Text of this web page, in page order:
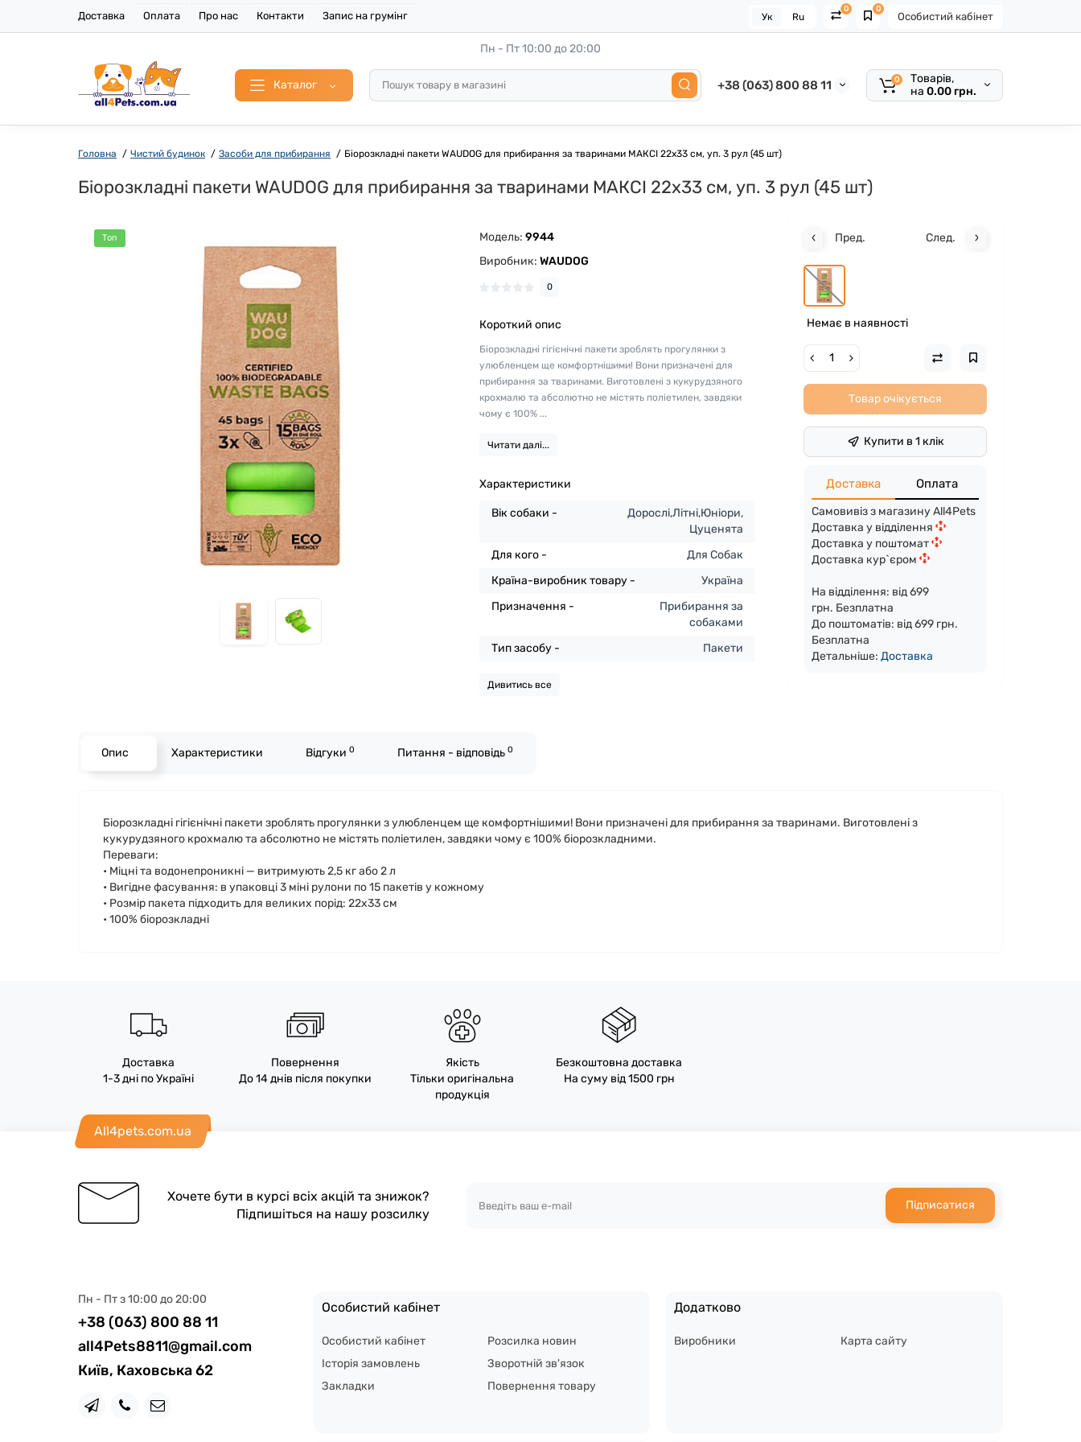
Доставка Оплата Про нас Контакти Запис на грумінг Особистий кабінет
0
0
Ук Ru
Каталог
Пн - Пт 10:00 до 20:00
+38 (063) 800 88 11 0
Товарів,
на 0.00 грн.
Головна Чистий будинок Засоби для прибирання Біорозкладні пакети WAUDOG для прибирання за тваринами МАКСІ 22х33 см, уп. 3 рул (45 шт)
Біорозкладні пакети WAUDOG для прибирання за тваринами МАКСІ 22х33 см, уп. 3 рул (45 шт)
Топ Модель:9944
Виробник:WAUDOG
0
Короткий опис
Біорозкладні гігієнічні пакети зроблять прогулянки з
улюбленцем ще комфортнішими! Вони призначені для
прибирання за тваринами. Виготовлені з кукурудзяного
крохмалю та абсолютно не містять поліетилен, завдяки
чому є 100% ...
Читати далі...
Характеристики
Вік собаки -
Дорослі,Літні,Юніори,
Цуценята
Для кого -
Для Собак
Країна-виробник товару -
Україна
Призначення -
Прибирання за
собаками
Тип засобу -
Пакети
Дивитись все
Пред. След.
Немає в наявності
Товар очікується
Купити в 1 клік
Доставка Оплата
Самовивіз з магазину All4Pets
Доставка у відділення
Доставка у поштомат
Доставка кур`єром
На відділення: від 699
грн. Безплатна
До поштоматів: від 699 грн.
Безплатна
Детальніше:Доставка
Опис Характеристики Відгуки 0 Питання - відповідь 0
Біорозкладні гігієнічні пакети зроблять прогулянки з улюбленцем ще комфортнішими! Вони призначені для прибирання за тваринами. Виготовлені з
кукурудзяного крохмалю та абсолютно не містять поліетилен, завдяки чому є 100% біорозкладними.
Переваги:
• Міцні та водонепроникні — витримують 2,5 кг або 2 л
• Вигідне фасування: в упаковці 3 міні рулони по 15 пакетів у кожному
• Розмір пакета підходить для великих порід: 22х33 см
• 100% біорозкладні
Доставка
1-3 дні по Україні
Повернення
До 14 днів після покупки
Якість
Тільки оригінальна
продукція
Безкоштовна доставка
На суму від 1500 грн
All4pets.com.ua
Хочете бути в курсі всіх акцій та знижок?
Підпишіться на нашу розсилку
Підписатися
Пн - Пт з 10:00 до 20:00
+38 (063) 800 88 11
all4Pets8811@gmail.com
Київ, Каховська 62
Особистий кабінет
Особистий кабінет
Історія замовлень
Закладки
Розсилка новин
Зворотній зв'язок
Повернення товару
Додатково
Виробники Карта сайту